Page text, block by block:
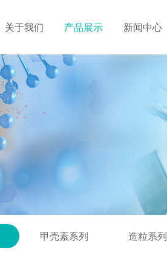
关于我们 产品展示 新闻中心
甲壳素系列 造粒系列